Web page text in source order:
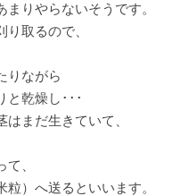
りやらないそうです。
取るので、
りながら
と乾燥し･･･
まだ生きていて、
、
）へ送るといいます。